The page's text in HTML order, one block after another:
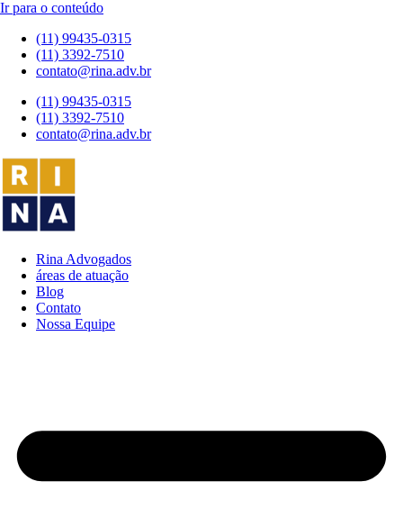
Ir para o conteúdo
(11) 99435-0315
(11) 3392-7510
contato@rina.adv.br
(11) 99435-0315
(11) 3392-7510
contato@rina.adv.br
Rina Advogados
áreas de atuação
Blog
Contato
Nossa Equipe